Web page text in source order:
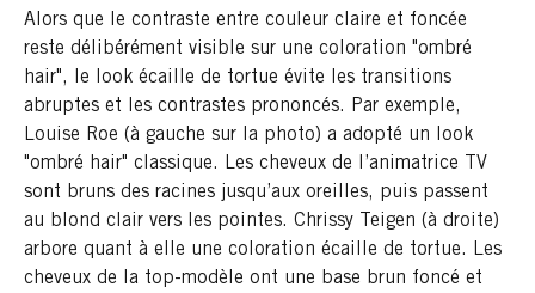
Alors que le contraste entre couleur claire et foncée
reste délibérément visible sur une coloration "ombré
hair", le look écaille de tortue évite les transitions
abruptes et les contrastes prononcés. Par exemple,
Louise Roe (à gauche sur la photo) a adopté un look
"ombré hair" classique. Les cheveux de l’animatrice TV
sont bruns des racines jusqu’aux oreilles, puis passent
au blond clair vers les pointes. Chrissy Teigen (à droite)
arbore quant à elle une coloration écaille de tortue. Les
cheveux de la top-modèle ont une base brun foncé et